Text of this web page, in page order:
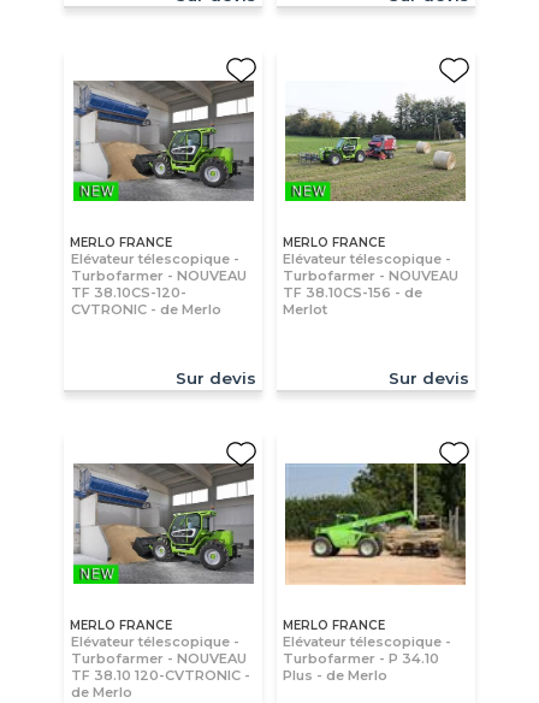
MERLO FRANCE
Elévateur télescopique -
Turbofarmer - NOUVEAU
TF 38.10CS-120-
CVTRONIC - de Merlo
Sur devis
MERLO FRANCE
Elévateur télescopique -
Turbofarmer - NOUVEAU
TF 38.10CS-156 - de
Merlot
Sur devis
MERLO FRANCE
Elévateur télescopique -
Turbofarmer - NOUVEAU
TF 38.10 120-CVTRONIC -
de Merlo
MERLO FRANCE
Elévateur télescopique -
Turbofarmer - P 34.10
Plus - de Merlo